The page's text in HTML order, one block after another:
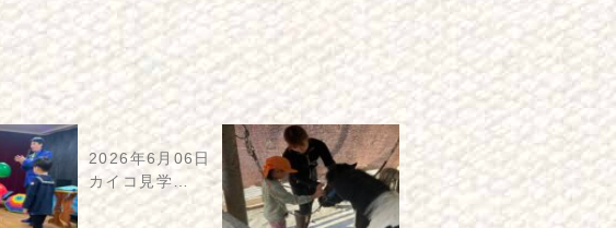
2026年6月06日
カイコ見学…